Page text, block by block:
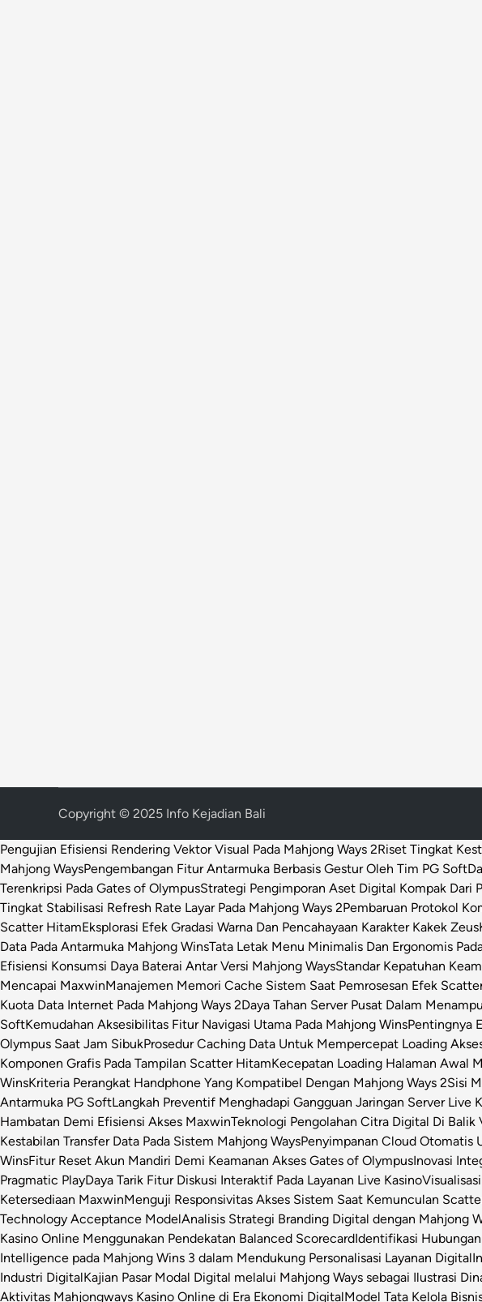
Copyright © 2025 Info Kejadian Bali
Pengujian Efisiensi Rendering Vektor Visual Pada Mahjong Ways 2Riset Tingkat
Mahjong WaysPengembangan Fitur Antarmuka Berbasis Gestur Oleh Tim PG Soft
Terenkripsi Pada Gates of OlympusStrategi Pengimporan Aset Digital Kompak Dari
Tingkat Stabilisasi Refresh Rate Layar Pada Mahjong Ways 2Pembaruan Protokol
Scatter HitamEksplorasi Efek Gradasi Warna Dan Pencahayaan Karakter Kakek Zeus
Data Pada Antarmuka Mahjong WinsTata Letak Menu Minimalis Dan Ergonomis
Efisiensi Konsumsi Daya Baterai Antar Versi Mahjong WaysStandar Kepatuhan
Mencapai MaxwinManajemen Memori Cache Sistem Saat Pemrosesan Efek
Kuota Data Internet Pada Mahjong Ways 2Daya Tahan Server Pusat Dalam
SoftKemudahan Aksesibilitas Fitur Navigasi Utama Pada Mahjong WinsPentingnya
Olympus Saat Jam SibukProsedur Caching Data Untuk Mempercepat Loading
Komponen Grafis Pada Tampilan Scatter HitamKecepatan Loading Halaman Awal
WinsKriteria Perangkat Handphone Yang Kompatibel Dengan Mahjong Ways 2Sisi
Antarmuka PG SoftLangkah Preventif Menghadapi Gangguan Jaringan Server Live
Hambatan Demi Efisiensi Akses MaxwinTeknologi Pengolahan Citra Digital Di
Kestabilan Transfer Data Pada Sistem Mahjong WaysPenyimpanan Cloud Otomatis
WinsFitur Reset Akun Mandiri Demi Keamanan Akses Gates of OlympusInovasi
Pragmatic PlayDaya Tarik Fitur Diskusi Interaktif Pada Layanan Live Kasino
Ketersediaan MaxwinMenguji Responsivitas Akses Sistem Saat Kemunculan
Technology Acceptance ModelAnalisis Strategi Branding Digital dengan Mahjong
Kasino Online Menggunakan Pendekatan Balanced ScorecardIdentifikasi
Intelligence pada Mahjong Wins 3 dalam Mendukung Personalisasi Layanan Digital
Industri DigitalKajian Pasar Modal Digital melalui Mahjong Ways sebagai Ilustrasi
Aktivitas Mahjongways Kasino Online di Era Ekonomi DigitalModel Tata Kelola